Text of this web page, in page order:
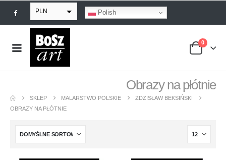
PLN
EUR
USD
Polish
0
Obrazy na płótnie
SKLEP MALARSTWO POLSKIE
ZDZISŁAW BEKSIŃSKI
OBRAZY NA PŁÓTNIE